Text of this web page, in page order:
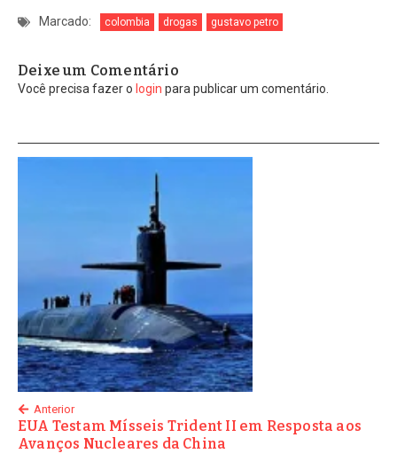
Marcado: colombia drogas gustavo petro
Deixe um Comentário
Você precisa fazer o login para publicar um comentário.
Anterior
EUA Testam Mísseis Trident II em Resposta aos
Avanços Nucleares da China